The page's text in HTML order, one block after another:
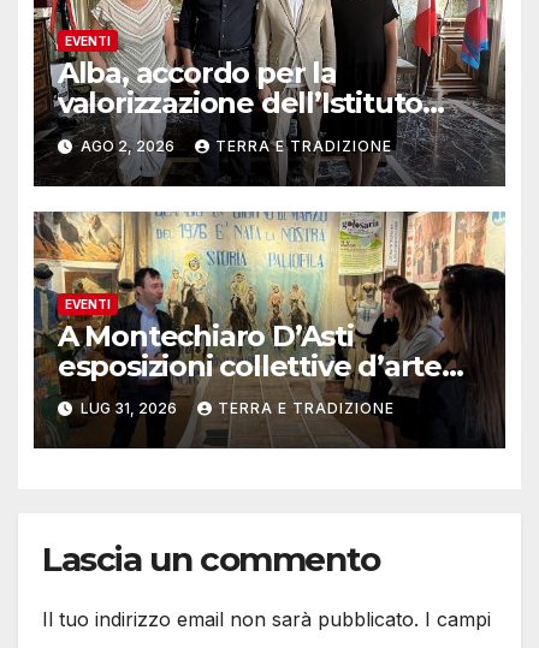
EVENTI
Alba, accordo per la
valorizzazione dell’Istituto
musicale Rocca
AGO 2, 2026 TERRA E TRADIZIONE
EVENTI
A Montechiaro D’Asti
esposizioni collettive d’arte
contemporanea
LUG 31, 2026 TERRA E TRADIZIONE
Lascia un commento
Il tuo indirizzo email non sarà pubblicato. I campi